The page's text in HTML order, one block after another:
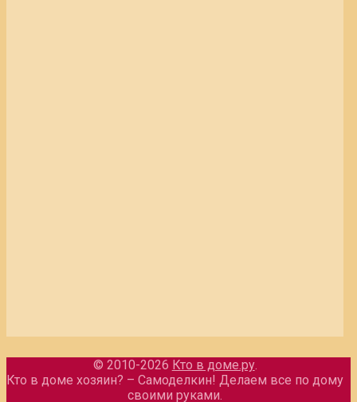
© 2010-2026 Кто в доме.ру.
Кто в доме хозяин? – Самоделкин! Делаем все по дому
своими руками.